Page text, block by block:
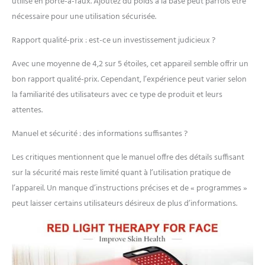
adopte un panneau
courbes du corps et
concentre la lumière rouge
pour des résultats plus
efficaces. Le support
flexible réglable en
hauteur avec panneau
pour vous asseoir, se tenir
s'allonger pour un
maximum de confort dans
n'importe quelle position.
Les poignées sur les deux
côtés du panneau vous
permettent de régler
facilement l'angle. Thérapie
par lumière rouge pour le
visage : les longueurs
nécessaire pour une utilisation sécurisée.
Rapport qualité-prix : est-ce un investissement judicieux ?
Avec une moyenne de 4,2 sur 5 étoiles, cet appareil semble offrir un
bon rapport qualité-prix. Cependant, l’expérience peut varier selon
la familiarité des utilisateurs avec ce type de produit et leurs
attentes.
Manuel et sécurité : des informations suffisantes ?
Les critiques mentionnent que le manuel offre des détails suffisant
sur la sécurité mais reste limité quant à l’utilisation pratique de
l’appareil. Un manque d’instructions précises et de « programmes »
peut laisser certains utilisateurs désireux de plus d’informations.